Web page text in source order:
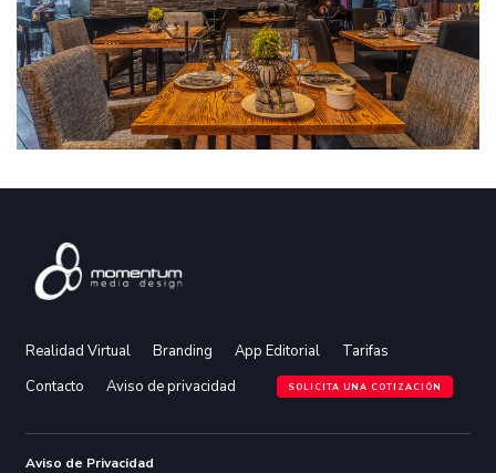
Realidad Virtual Branding App Editorial
Tarifas
Contacto
Aviso de privacidad SOLICITA UNA COTIZACIÓN
Aviso de Privacidad